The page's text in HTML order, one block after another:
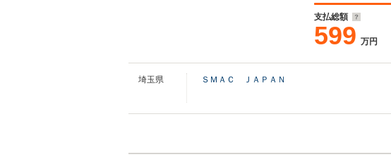
支払総額
599 万円
埼玉県 ＳＭＡＣ ＪＡＰＡＮ